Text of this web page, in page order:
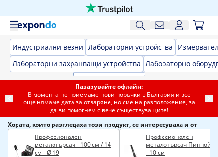
Индустриални везни Лабораторни устройства
Лабораторни захранващи устройства Лабораторно
Пазарувайте офлайн:
В момента не приемаме нови поръчки в България и все
още нямаме дата за отваряне, но сме на разположение, за
да ви помогнем с вече съществуващите!
Хората, които разгледаха този продукт, се интересуваха и от
Професионален
металотърсач - 100 см / 14
см - Ø 19
Професионален
металотърсач
- 10 см